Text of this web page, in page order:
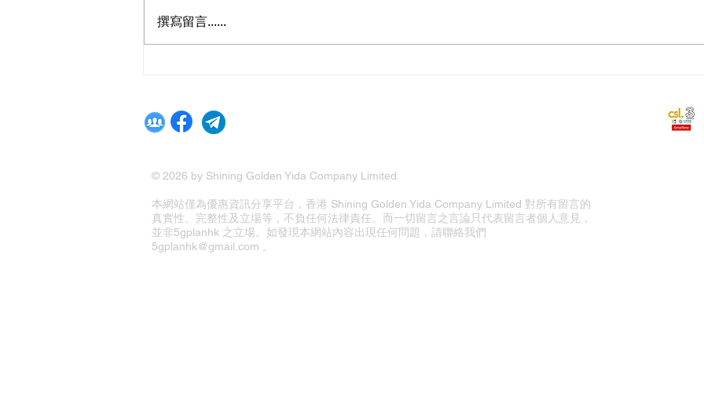
撰寫留言......
© 2026 by Shining Golden Yida Company Limited.
本網站僅為優惠資訊分享平台，香港 Shining Golden Yida Company Limited 對所有留言的
真實性、完整性及立場等，不負任何法律責任。而一切留言之言論只代表留言者個人意見，
並非5gplanhk 之立場。如發現本網站內容出現任何問題，請聯絡我們
5gplanhk@gmail.com 。